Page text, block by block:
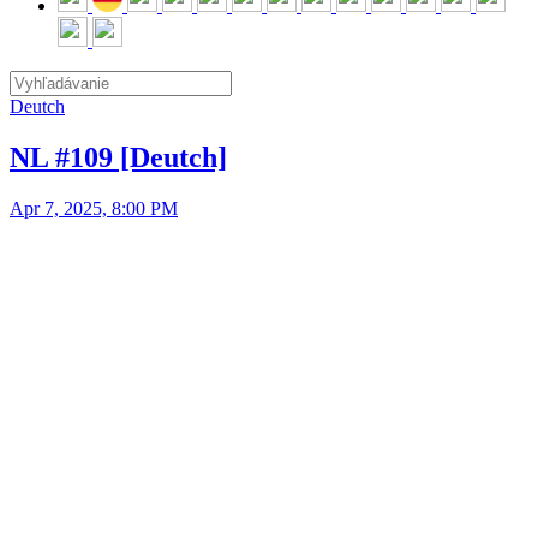
Deutch
NL #109 [Deutch]
Apr 7, 2025, 8:00 PM